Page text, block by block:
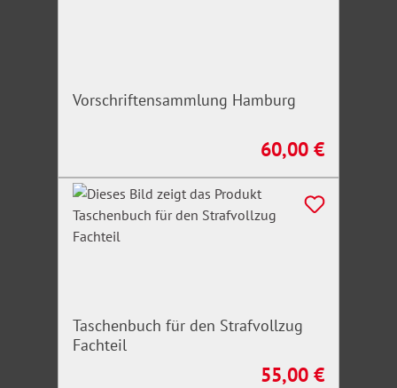
Vorschriftensammlung Hamburg
Regulärer Preis:
60,00 €
Taschenbuch für den Strafvollzug
Fachteil
Regulärer Preis:
55,00 €